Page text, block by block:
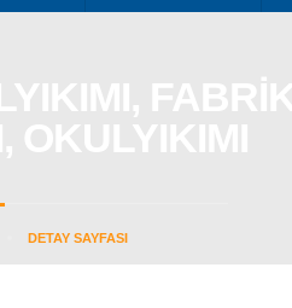
DETAY SAYFASI